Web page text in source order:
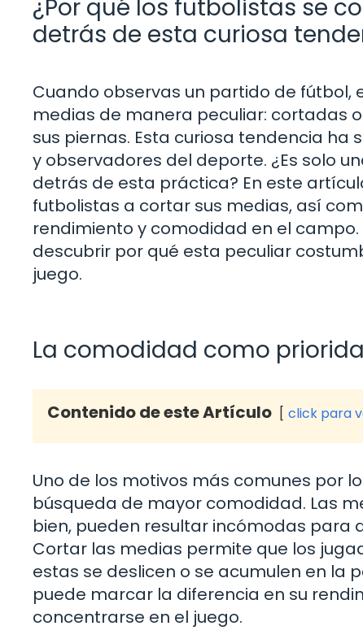
¿Por qué los futbolistas se
detrás de esta curiosa
Cuando observas un partido de fútbol,
medias de manera peculiar: cortadas
sus piernas. Esta curiosa tendencia
y observadores del deporte. ¿Es solo
detrás de esta práctica? En este
futbolistas a cortar sus medias, así
rendimiento y comodidad en el
descubrir por qué esta peculiar
juego.
La comodidad como
Contenido de este Artículo click para
Uno de los motivos más comunes por
búsqueda de mayor comodidad. Las
bien, pueden resultar incómodas para
Cortar las medias permite que los
estas se deslicen o se acumulen en la
puede marcar la diferencia en su
concentrarse en el juego.